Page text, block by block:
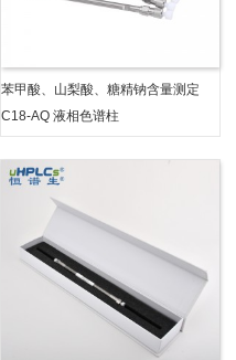
苯甲酸、山梨酸、糖精钠含量测定
C18-AQ 液相色谱柱